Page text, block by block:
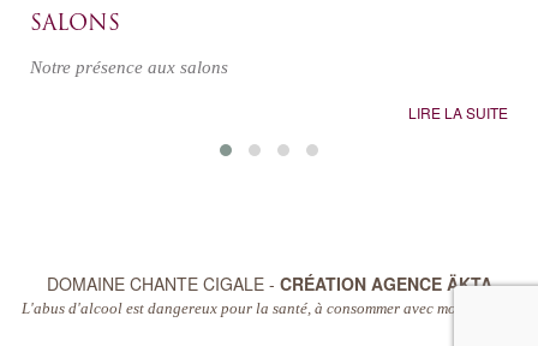
SALONS
Notre présence aux salons
LIRE LA SUITE
DOMAINE CHANTE CIGALE - CRÉATION AGENCE ÄKTA
L'abus d'alcool est dangereux pour la santé, à consommer avec modération.